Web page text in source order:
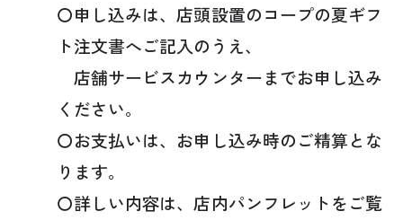
〇申し込みは、店頭設置のコープの夏ギフ
ト注文書へご記入のうえ、
店舗サービスカウンターまでお申し込み
ください。
〇お支払いは、お申し込み時のご精算とな
ります。
〇詳しい内容は、店内パンフレットをご覧